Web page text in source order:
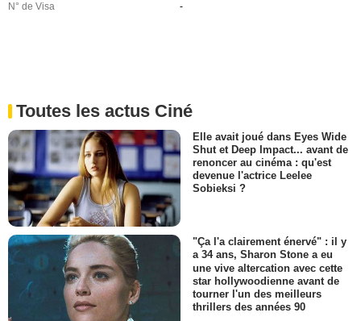
N° de Visa
-
Toutes les actus Ciné
Elle avait joué dans Eyes Wide
Shut et Deep Impact... avant de
renoncer au cinéma : qu'est
devenue l'actrice Leelee
Sobieksi ?
"Ça l'a clairement énervé" : il y
a 34 ans, Sharon Stone a eu
une vive altercation avec cette
star hollywoodienne avant de
tourner l'un des meilleurs
thrillers des années 90